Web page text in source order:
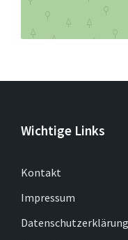
Wichtige Links
Kontakt
Impressum
Datenschutzerklärung